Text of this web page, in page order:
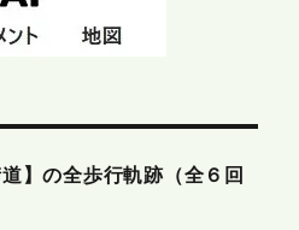
】の全歩行軌跡（全６回